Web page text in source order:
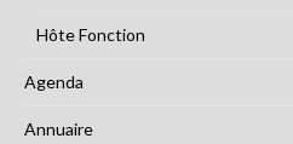
Hôte Fonction
Agenda
Annuaire